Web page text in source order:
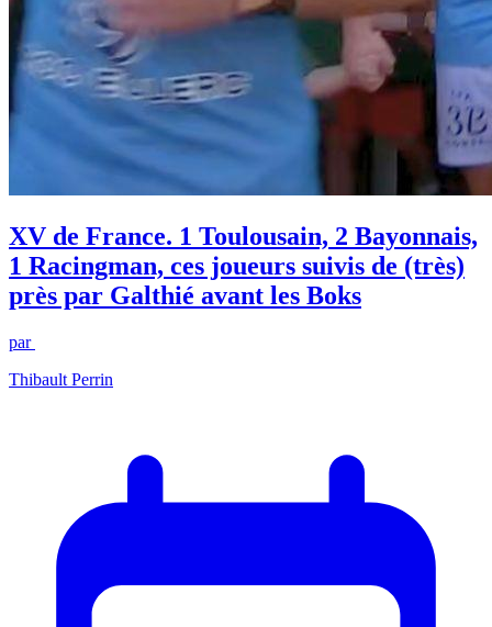
XV de France. 1 Toulousain, 2 Bayonnais,
1 Racingman, ces joueurs suivis de (très)
près par Galthié avant les Boks
par
Thibault Perrin